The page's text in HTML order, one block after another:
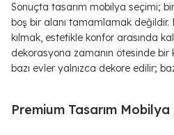
Sonuçta tasarım mobilya seçimi;
boş bir alanı tamamlamak
kılmak, estetikle konfor arasında
dekorasyona zamanın ötesinde bir
bazı evler yalnızca dekore edilir;
Premium Tasarım